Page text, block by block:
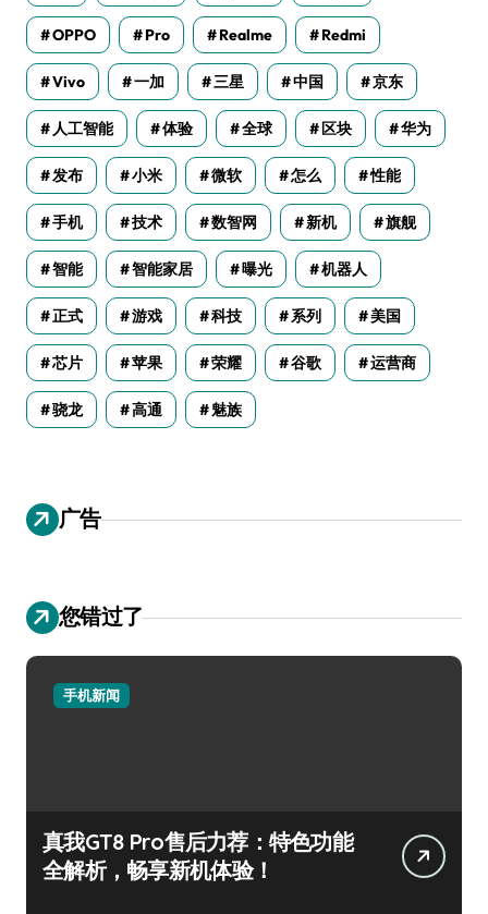
OPPO Pro Realme Redmi
Vivo 一加 三星 中国 京东
人工智能 体验 全球 区块 华为
发布 小米 微软 怎么 性能
手机 技术 数智网 新机 旗舰
智能 智能家居 曝光 机器人
正式 游戏 科技 系列 美国
芯片 苹果 荣耀 谷歌 运营商
骁龙 高通 魅族
广告
您错过了
手机新闻
真我GT8 Pro售后力荐：特色功能
全解析，畅享新机体验！